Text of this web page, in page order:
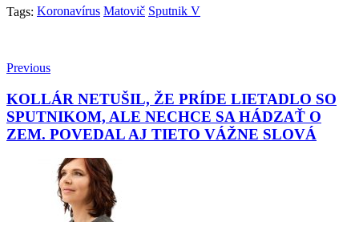
Tags: Koronavírus Matovič Sputnik V
Previous
KOLLÁR NETUŠIL, ŽE PRÍDE LIETADLO SO
SPUTNIKOM, ALE NECHCE SA HÁDZAŤ O
ZEM. POVEDAL AJ TIETO VÁŽNE SLOVÁ